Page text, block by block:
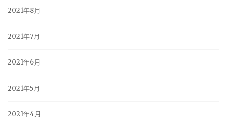
2021年8月
2021年7月
2021年6月
2021年5月
2021年4月